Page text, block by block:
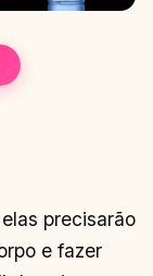
precisarão
e fazer